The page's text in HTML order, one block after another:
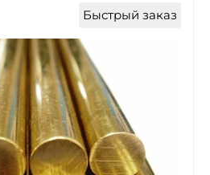
Быстрый заказ